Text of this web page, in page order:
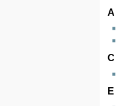
A
C
E